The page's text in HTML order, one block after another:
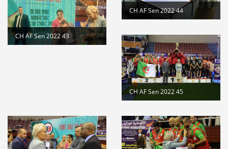
CH AF Sen 2022 43
CH AF Sen 2022 44
CH AF Sen 2022 45